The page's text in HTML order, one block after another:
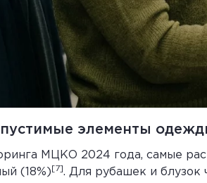
элементы
МЦКО 2024 года, самые
(18%) [7]. Для рубашек и блузок